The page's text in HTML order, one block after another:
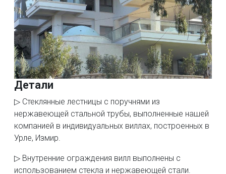
Детали
▷ Стеклянные лестницы с поручнями из
нержавеющей стальной трубы, выполненные нашей
компанией в индивидуальных виллах, построенных в
Урле, Измир.
▷ Внутренние ограждения вилл выполнены с
использованием стекла и нержавеющей стали.